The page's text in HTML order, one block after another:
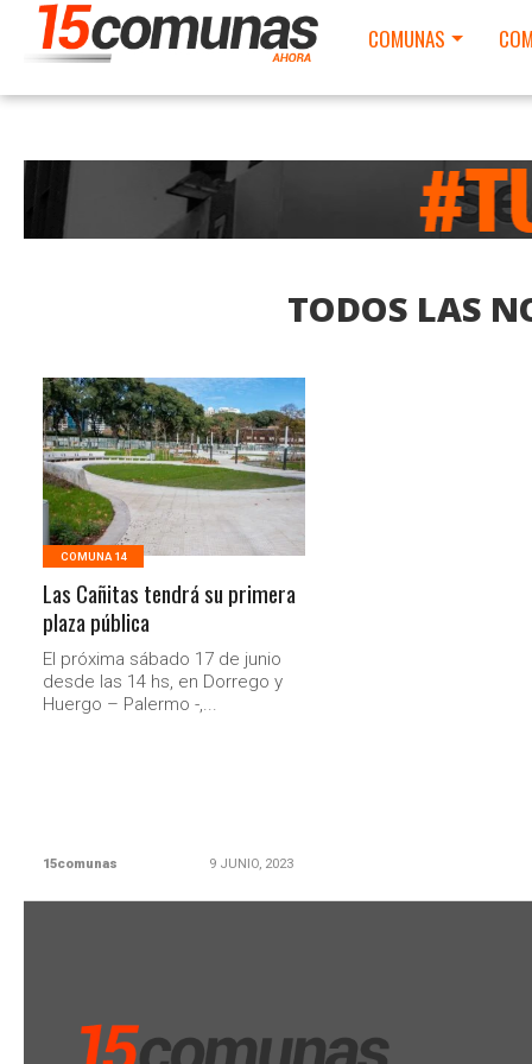
COMUNAS
TODOS LAS
LEER MAS
COMUNA 14
Las Cañitas tendrá su primera
plaza pública
El próxima sábado 17 de junio
desde las 14 hs, en Dorrego y
Huergo – Palermo -,...
15comunas 9 JUNIO, 2023